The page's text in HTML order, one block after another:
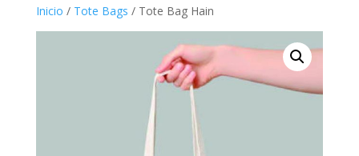
Inicio / Tote Bags / Tote Bag Hain